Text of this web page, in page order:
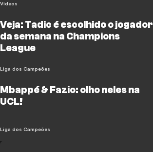
Vídeos
Veja: Tadic é escolhido o jogador
da semana na Champions
League
Liga dos Campeões
Mbappé & Fazio: olho neles na
UCL!
Liga dos Campeões